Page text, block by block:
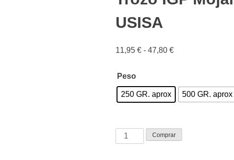
USISA
11,95 € - 47,80 €Rango
desde
11,95 €
Peso
250 GR. aprox 500 GR. aprox
Trozo
IGP
Comprar